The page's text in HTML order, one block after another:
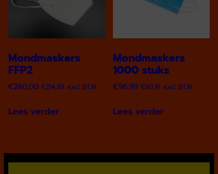
Mondmaskers
FFP2
€260,00 €214,88 excl. BTW
Lees verder
Mondmaskers
1000 stuks
€96,99 €80,16 excl. BTW
Lees verder